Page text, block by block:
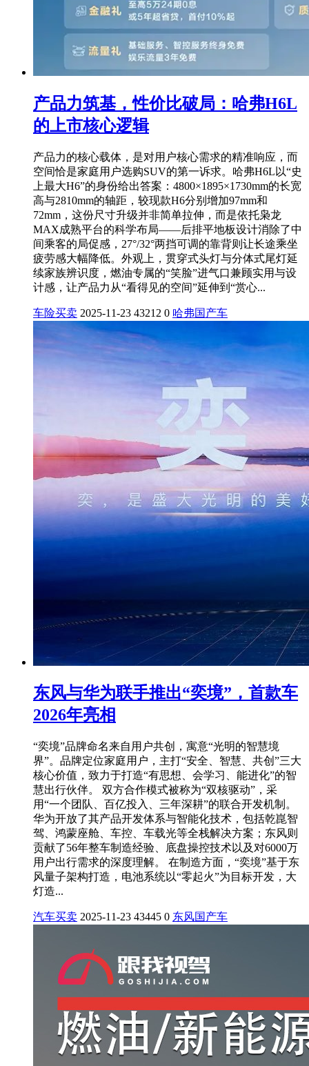
产品力筑基，性价比破局：哈弗H6L
的上市核心逻辑
产品力的核心载体，是对用户核心需求的精准响应，而
空间恰是家庭用户选购SUV的第一诉求。哈弗H6L以“史
上最大H6”的身份给出答案：4800×1895×1730mm的长宽
高与2810mm的轴距，较现款H6分别增加97mm和
72mm，这份尺寸升级并非简单拉伸，而是依托枭龙
MAX成熟平台的科学布局——后排平地板设计消除了中
间乘客的局促感，27°/32°两挡可调的靠背则让长途乘坐
疲劳感大幅降低。外观上，贯穿式头灯与分体式尾灯延
续家族辨识度，燃油专属的“笑脸”进气口兼顾实用与设
计感，让产品力从“看得见的空间”延伸到“赏心...
车险买卖 2025-11-23 43212 0 哈弗国产车
东风与华为联手推出“奕境”，首款车
2026年亮相
“奕境”品牌命名来自用户共创，寓意“光明的智慧境
界”。品牌定位家庭用户，主打“安全、智慧、共创”三大
核心价值，致力于打造“有思想、会学习、能进化”的智
慧出行伙伴。 双方合作模式被称为“双核驱动”，采
用“一个团队、百亿投入、三年深耕”的联合开发机制。
华为开放了其产品开发体系与智能化技术，包括乾崑智
驾、鸿蒙座舱、车控、车载光等全栈解决方案；东风则
贡献了56年整车制造经验、底盘操控技术以及对6000万
用户出行需求的深度理解。 在制造方面，“奕境”基于东
风量子架构打造，电池系统以“零起火”为目标开发，大
灯造...
汽车买卖 2025-11-23 43445 0 东风国产车